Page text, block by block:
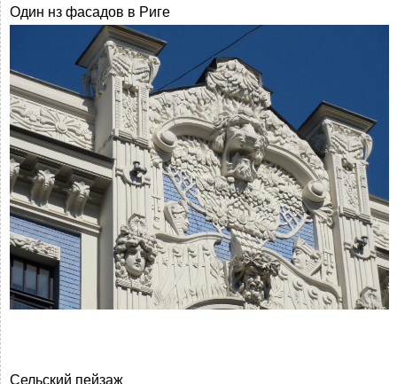
Один нз фасадов в Риге
Сельский пейзаж